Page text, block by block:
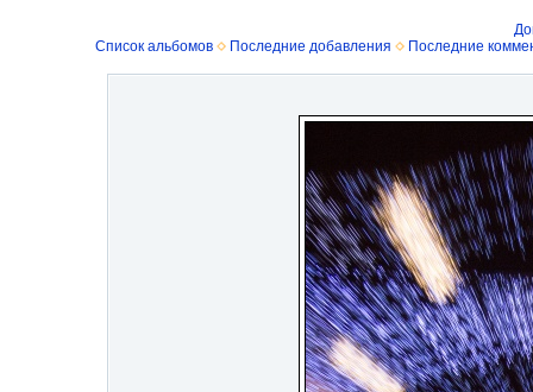
Список альбомов
Последние добавления Последние